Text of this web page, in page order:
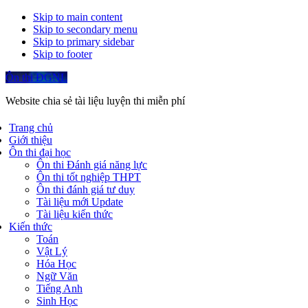
Skip to main content
Skip to secondary menu
Skip to primary sidebar
Skip to footer
Ôn thi ĐGNL
Website chia sẻ tài liệu luyện thi miễn phí
Trang chủ
Giới thiệu
Ôn thi đại học
Ôn thi Đánh giá năng lực
Ôn thi tốt nghiệp THPT
Ôn thi đánh giá tư duy
Tài liệu mới Update
Tài liệu kiến thức
Kiến thức
Toán
Vật Lý
Hóa Học
Ngữ Văn
Tiếng Anh
Sinh Học